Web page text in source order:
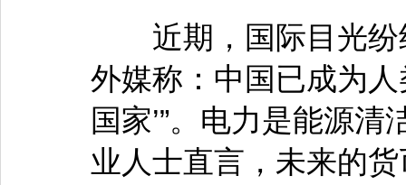
近期，国际目光纷
外媒称：中国已成为人
国家’”。电力是能源
业人士直言，未来的